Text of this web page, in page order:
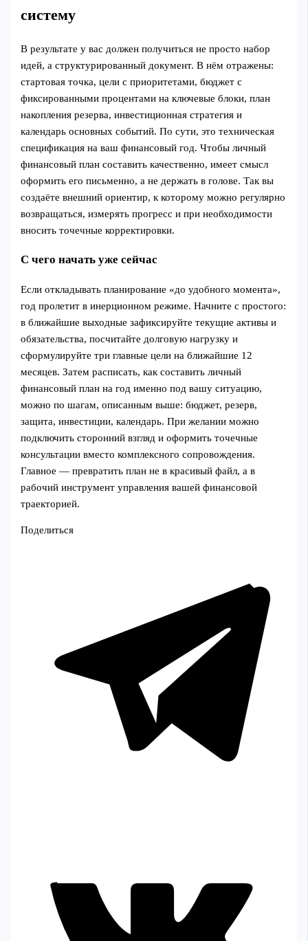
систему
В результате у вас должен получиться не просто набор
идей, а структурированный документ. В нём отражены:
стартовая точка, цели с приоритетами, бюджет с
фиксированными процентами на ключевые блоки, план
накопления резерва, инвестиционная стратегия и
календарь основных событий. По сути, это техническая
спецификация на ваш финансовый год. Чтобы личный
финансовый план составить качественно, имеет смысл
оформить его письменно, а не держать в голове. Так вы
создаёте внешний ориентир, к которому можно регулярно
возвращаться, измерять прогресс и при необходимости
вносить точечные корректировки.
С чего начать уже сейчас
Если откладывать планирование «до удобного момента»,
год пролетит в инерционном режиме. Начните с простого:
в ближайшие выходные зафиксируйте текущие активы и
обязательства, посчитайте долговую нагрузку и
сформулируйте три главные цели на ближайшие 12
месяцев. Затем расписать, как составить личный
финансовый план на год именно под вашу ситуацию,
можно по шагам, описанным выше: бюджет, резерв,
защита, инвестиции, календарь. При желании можно
подключить сторонний взгляд и оформить точечные
консультации вместо комплексного сопровождения.
Главное — превратить план не в красивый файл, а в
рабочий инструмент управления вашей финансовой
траекторией.
Поделиться